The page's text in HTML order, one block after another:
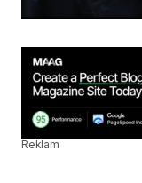
Reklam